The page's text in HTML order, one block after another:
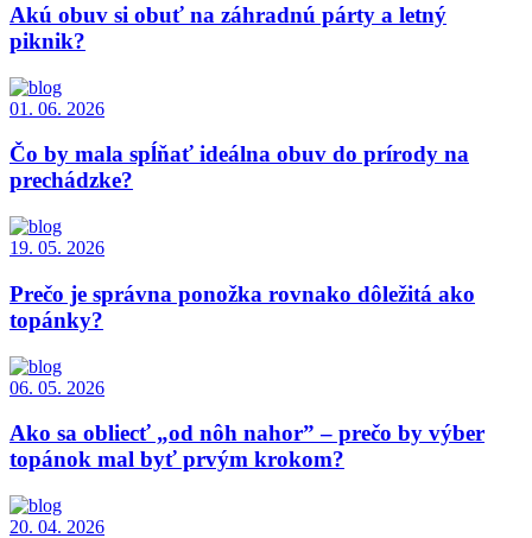
Akú obuv si obuť na záhradnú párty a letný
piknik?
01. 06. 2026
Čo by mala spĺňať ideálna obuv do prírody na
prechádzke?
19. 05. 2026
Prečo je správna ponožka rovnako dôležitá ako
topánky?
06. 05. 2026
Ako sa obliecť „od nôh nahor” – prečo by výber
topánok mal byť prvým krokom?
20. 04. 2026